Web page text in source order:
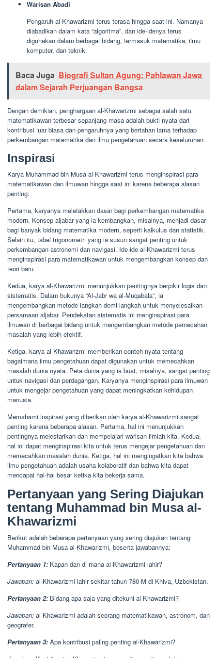
Warisan Abadi
Pengaruh al-Khawarizmi terus terasa hingga saat ini. Namanya
diabadikan dalam kata “algoritma”, dan ide-idenya terus
digunakan dalam berbagai bidang, termasuk matematika, ilmu
komputer, dan teknik.
Baca Juga Biografi Sultan Agung: Pahlawan Jawa
dalam Sejarah Perjuangan Bangsa
Dengan demikian, penghargaan al-Khawarizmi sebagai salah satu
matematikawan terbesar sepanjang masa adalah bukti nyata dari
kontribusi luar biasa dan pengaruhnya yang bertahan lama terhadap
perkembangan matematika dan ilmu pengetahuan secara keseluruhan.
Inspirasi
Karya Muhammad bin Musa al-Khawarizmi terus menginspirasi para
matematikawan dan ilmuwan hingga saat ini karena beberapa alasan
penting:
Pertama, karyanya meletakkan dasar bagi perkembangan matematika
modern. Konsep aljabar yang ia kembangkan, misalnya, menjadi dasar
bagi banyak bidang matematika modern, seperti kalkulus dan statistik.
Selain itu, tabel trigonometri yang ia susun sangat penting untuk
perkembangan astronomi dan navigasi. Ide-ide al-Khawarizmi terus
menginspirasi para matematikawan untuk mengembangkan konsep dan
teori baru.
Kedua, karya al-Khawarizmi menunjukkan pentingnya berpikir logis dan
sistematis. Dalam bukunya “Al-Jabr wa al-Muqabala”, ia
mengembangkan metode langkah demi langkah untuk menyelesaikan
persamaan aljabar. Pendekatan sistematis ini menginspirasi para
ilmuwan di berbagai bidang untuk mengembangkan metode pemecahan
masalah yang lebih efektif.
Ketiga, karya al-Khawarizmi memberikan contoh nyata tentang
bagaimana ilmu pengetahuan dapat digunakan untuk memecahkan
masalah dunia nyata. Peta dunia yang ia buat, misalnya, sangat penting
untuk navigasi dan perdagangan. Karyanya menginspirasi para ilmuwan
untuk mengejar pengetahuan yang dapat meningkatkan kehidupan
manusia.
Memahami inspirasi yang diberikan oleh karya al-Khawarizmi sangat
penting karena beberapa alasan. Pertama, hal ini menunjukkan
pentingnya melestarikan dan mempelajari warisan ilmiah kita. Kedua,
hal ini dapat menginspirasi kita untuk terus mengejar pengetahuan dan
memecahkan masalah dunia. Ketiga, hal ini mengingatkan kita bahwa
ilmu pengetahuan adalah usaha kolaboratif dan bahwa kita dapat
mencapai hal-hal besar ketika kita bekerja sama.
Pertanyaan yang Sering Diajukan
tentang Muhammad bin Musa al-
Khawarizmi
Berikut adalah beberapa pertanyaan yang sering diajukan tentang
Muhammad bin Musa al-Khawarizmi, beserta jawabannya:
Pertanyaan 1: Kapan dan di mana al-Khawarizmi lahir?
Jawaban: al-Khawarizmi lahir sekitar tahun 780 M di Khiva, Uzbekistan.
Pertanyaan 2: Bidang apa saja yang ditekuni al-Khawarizmi?
Jawaban: al-Khawarizmi adalah seorang matematikawan, astronom, dan
geografer.
Pertanyaan 3: Apa kontribusi paling penting al-Khawarizmi?